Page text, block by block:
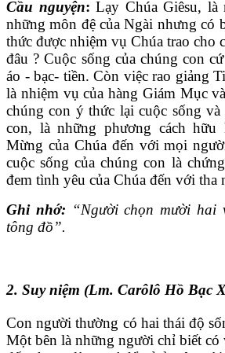
Cầu nguyện: Lạy Chúa Giêsu,
những môn đệ của Ngài nhưng có
thức được nhiệm vụ Chúa trao cho
đâu ? Cuộc sống của chúng con
áo - bạc- tiền. Còn việc rao giảng
là nhiệm vụ của hàng Giám Mục
chúng con ý thức lại cuộc sống và
con, là những phương cách hữu
Mừng của Chúa đến với mọi
cuộc sống của chúng con là
đem tình yêu của Chúa đến với tha
Ghi nhớ: “Người chọn mười
tông đồ”.
2. Suy niệm (Lm. Carôlô Hồ Bạc
Con người thường có hai thái độ
Một bên là những người chỉ biết có